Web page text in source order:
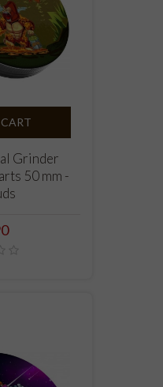
Grinder
50 mm -